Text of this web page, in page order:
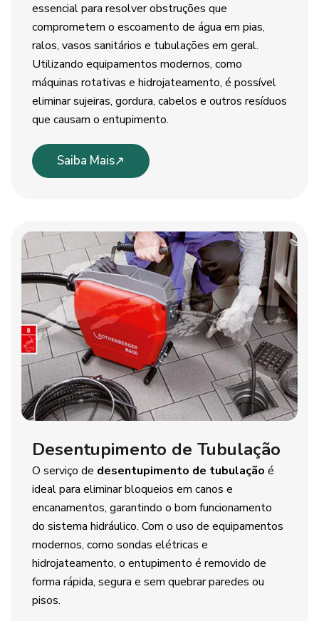
essencial para resolver obstruções que
comprometem o escoamento de água em pias,
ralos, vasos sanitários e tubulações em geral.
Utilizando equipamentos modernos, como
máquinas rotativas e hidrojateamento, é possível
eliminar sujeiras, gordura, cabelos e outros resíduos
que causam o entupimento.
Saiba Mais
Desentupimento de Tubulação
O serviço de desentupimento de tubulação é
ideal para eliminar bloqueios em canos e
encanamentos, garantindo o bom funcionamento
do sistema hidráulico. Com o uso de equipamentos
modernos, como sondas elétricas e
hidrojateamento, o entupimento é removido de
forma rápida, segura e sem quebrar paredes ou
pisos.